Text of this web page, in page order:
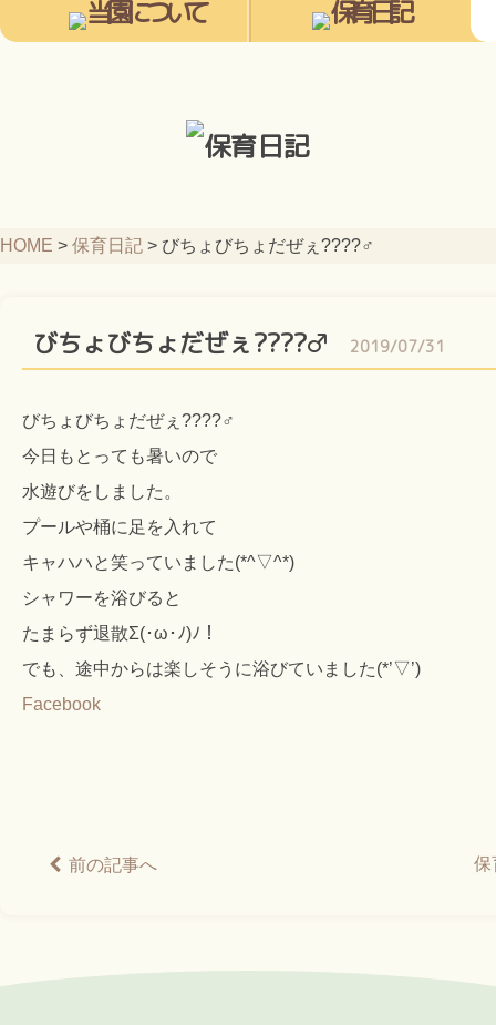
HOME > 保育日記 > びちょびちょだぜぇ????‍♂️
びちょびちょだぜぇ????‍♂️ 2019/07/31
びちょびちょだぜぇ????‍♂️
今日もとっても暑いので
水遊びをしました。
プールや桶に足を入れて
キャハハと笑っていました(*^▽^*)
シャワーを浴びると
たまらず退散Σ(･ω･ﾉ)ﾉ！
でも、途中からは楽しそうに浴びていました(*’▽’)
Facebook
前の記事へ 保